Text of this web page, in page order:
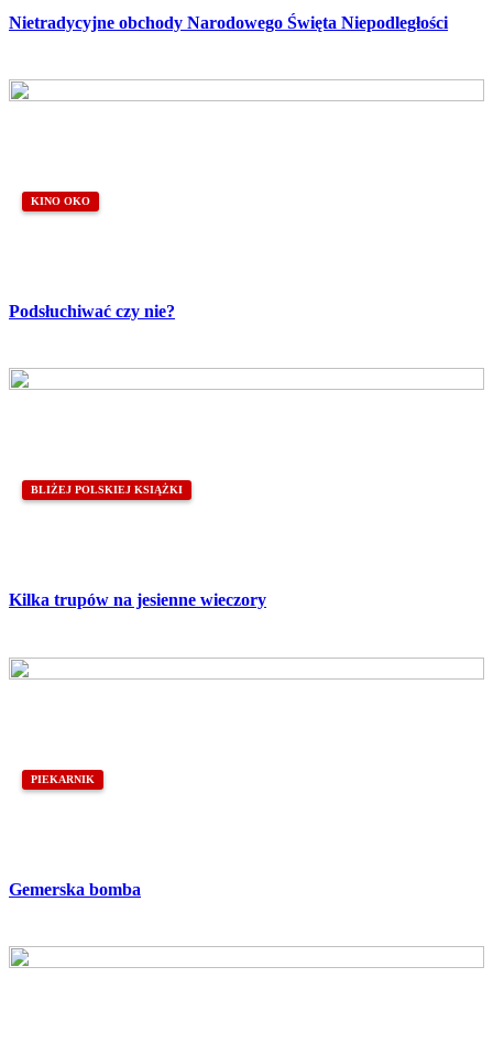
Nietradycyjne obchody Narodowego Święta Niepodległości
KINO OKO
Podsłuchiwać czy nie?
BLIŻEJ POLSKIEJ KSIĄŻKI
Kilka trupów na jesienne wieczory
PIEKARNIK
Gemerska bomba